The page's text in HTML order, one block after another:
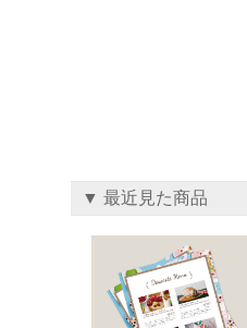
▼ 最近見た商品